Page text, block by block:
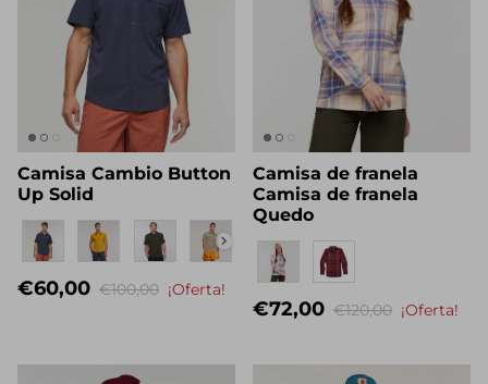
Camisa Cambio Button
Up Solid
Nombre propio
€60,00 €100,00 ¡Oferta!
Camisa de franela
Camisa de franela
Quedo
Eigenname
€72,00 €120,00 ¡Oferta!